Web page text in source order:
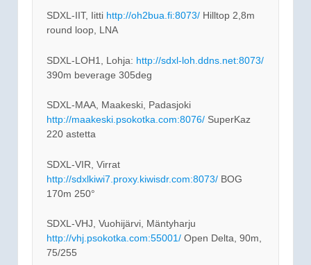
SDXL-IIT, Iitti http://oh2bua.fi:8073/ Hilltop 2,8m
round loop, LNA
SDXL-LOH1, Lohja: http://sdxl-loh.ddns.net:8073/
390m beverage 305deg
SDXL-MAA, Maakeski, Padasjoki
http://maakeski.psokotka.com:8076/ SuperKaz
220 astetta
SDXL-VIR, Virrat
http://sdxlkiwi7.proxy.kiwisdr.com:8073/ BOG
170m 250°
SDXL-VHJ, Vuohijärvi, Mäntyharju
http://vhj.psokotka.com:55001/ Open Delta, 90m,
75/255